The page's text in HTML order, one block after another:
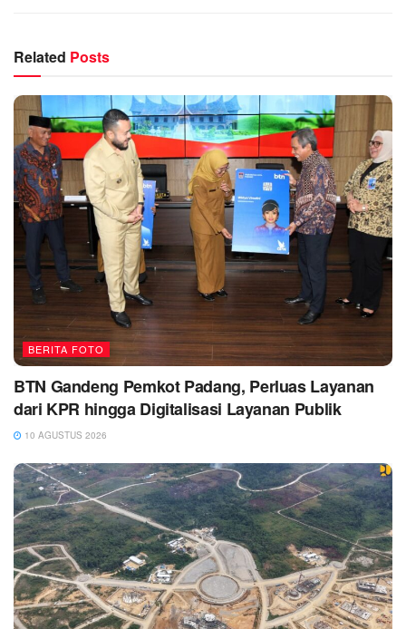
Related Posts
BERITA FOTO
BTN Gandeng Pemkot Padang, Perluas Layanan
dari KPR hingga Digitalisasi Layanan Publik
10 AGUSTUS 2026